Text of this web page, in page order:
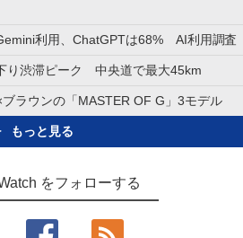
利用、ChatGPTは68% AI利用調査
り渋滞ピーク 中央道で最大45km
ラウンの「MASTER OF G」3モデル
もっと見る
をフォローする